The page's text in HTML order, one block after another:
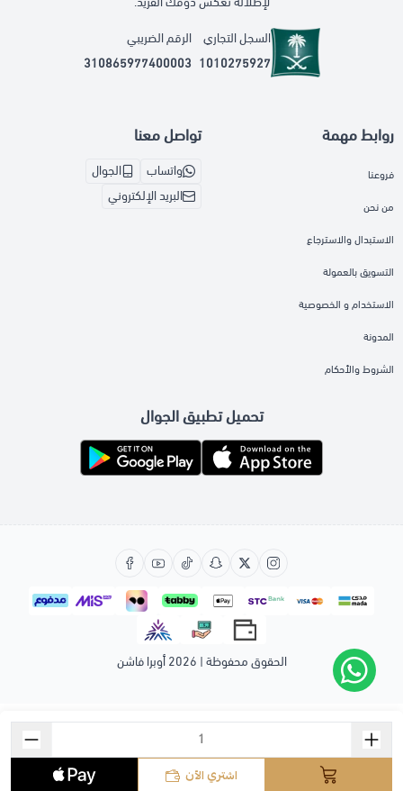
اشتري الآن
السجل التجاري
1010275927
الرقم الضريبي
310865977400003
روابط مهمة
فروعنا
من نحن
الاستبدال والاسترجاع
التسويق بالعمولة
الاستخدام و الخصوصية
المدونة
الشروط والأحكام
تواصل معنا
واتساب
الجوال
البريد الإلكتروني
تحميل تطبيق الجوال
الحقوق محفوظة | 2026 أوبرا فاشن